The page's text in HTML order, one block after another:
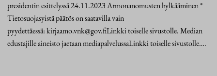
presidentin esittelyssä 24.11.2023 Armonanomusten hylkääminen *
Tietosuojasyistä päätös on saatavilla vain
pyydettäessä: kirjaamo.vnk@gov.fiLinkki toiselle sivustolle. Median
edustajille aineisto jaetaan mediapalvelussaLinkki toiselle sivustolle….